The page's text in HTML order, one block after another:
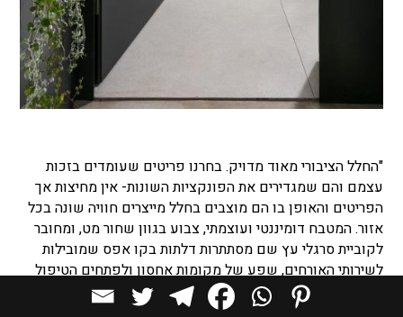
"החלל הציבורי מאוד מדויק. בחרנו פריטים שעומדים בזכות
עצמם והם שמגדירים את הפונקציות השונות- אין מחיצות אך
הפריטים והאופן בו הם מוצבים בחלל מייצרים חוויה שונה בכל
אזור. המטבח דומיננטי ועוצמתי, צבוע בגוון שחור מט, ומחובר
לקוביית סרגלי עץ שם מסתתרות דלתות בקו אפס שמובילות
לשירותי האורחים, שפע של מקומות אחסון ולפתחים הטיפול
של ארונות החשמל והתקשורת".